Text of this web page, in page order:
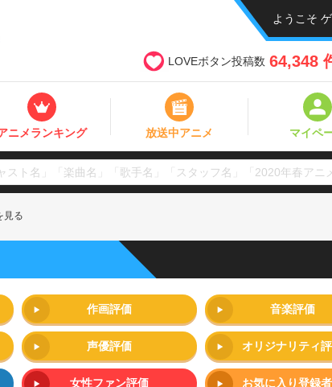
ようこそ
LOVEボタン投稿数 64,348
ニメランキング 放送中アニメ マイペ
見る
作画評価 音楽評価
声優評価 オリジナリティ
女性ファン評価 お気に入り登録